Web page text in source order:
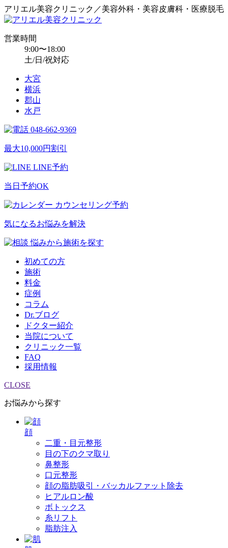
アリエル美容クリニック／美容外科・美容皮膚科・医療脱毛
営業時間
9:00〜18:00
土/日/祝対応
大宮
横浜
郡山
水戸
048-662-9369
最大10,000円割引
LINE予約
当日予約OK
カウンセリング予約
気になるお悩みを解決
悩みから施術を探す
初めての方
施術
料金
症例
コラム
Dr.ブログ
ドクター紹介
当院について
クリニック一覧
FAQ
採用情報
CLOSE
お悩みから探す
顔
二重・目元整形
目の下のクマ取り
鼻整形
口元整形
顔の脂肪吸引・バッカルファット除去
ヒアルロン酸
ボトックス
糸リフト
脂肪注入